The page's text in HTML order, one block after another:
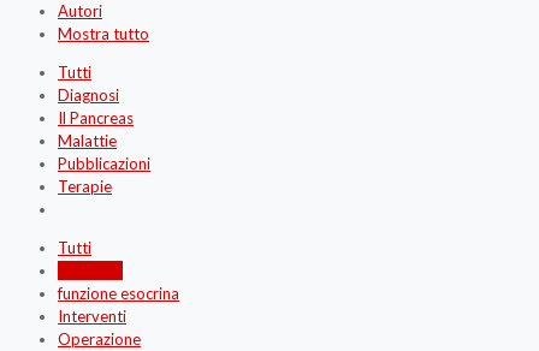
Autori
Mostra tutto
Tutti
Diagnosi
Il Pancreas
Malattie
Pubblicazioni
Terapie
Tutti
funzione esocrina
Interventi
Operazione